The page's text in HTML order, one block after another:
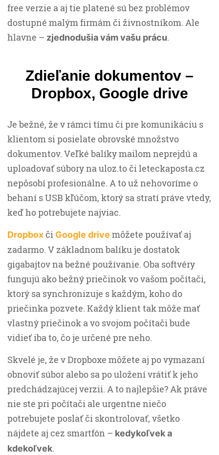
free verzie a aj tie platené sú bez problémov
dostupné malým firmám či živnostníkom. Ale
hlavne – zjednodušia vám vašu prácu.
Zdieľanie dokumentov –
Dropbox, Google drive
Je bežné, že v rámci tímu či pre komunikáciu s
klientom si posielate obrovské množstvo
dokumentov. Veľké balíky mailom neprejdú a
uploadovať súbory na uloz.to či leteckaposta.cz
nepôsobí profesionálne. A to už nehovoríme o
behaní s USB kľúčom, ktorý sa stratí práve vtedy,
keď ho potrebujete najviac.
Dropboxči Google drive môžete používať aj
zadarmo. V základnom balíku je dostatok
gigabajtov na bežné používanie. Oba softvéry
fungujú ako bežný priečinok vo vašom počítači,
ktorý sa synchronizuje s každým, koho do
priečinka pozvete. Každý klient tak môže mať
vlastný priečinok a vo svojom počítači bude
vidieť iba to, čo je určené pre neho.
Skvelé je, že v Dropboxe môžete aj po vymazaní
obnoviť súbor alebo sa po uložení vrátiť k jeho
predchádzajúcej verzii. A to najlepšie? Ak práve
nie ste pri počítači ale urgentne niečo
potrebujete poslať či skontrolovať, všetko
nájdete aj cez smartfón – kedykoľvek a
kdekoľvek.